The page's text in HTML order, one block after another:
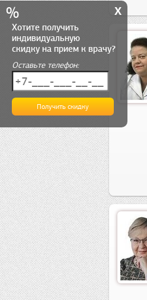
% x
Хотите получить
индивидуальную
скидку на прием к врачу?
Оставьте телефон: